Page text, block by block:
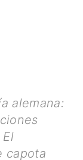
alemana:
capota